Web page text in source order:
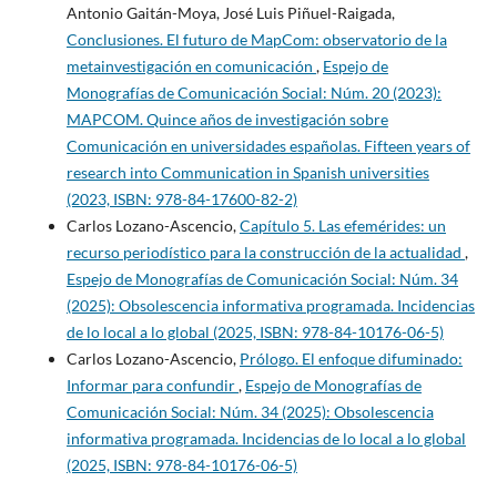
Antonio Gaitán-Moya, José Luis Piñuel-Raigada,
Conclusiones. El futuro de MapCom: observatorio de la
metainvestigación en comunicación , Espejo de
Monografías de Comunicación Social: Núm. 20 (2023):
MAPCOM. Quince años de investigación sobre
Comunicación en universidades españolas. Fifteen years of
research into Communication in Spanish universities
(2023, ISBN: 978-84-17600-82-2)
Carlos Lozano-Ascencio,Capítulo 5. Las efemérides: un
recurso periodístico para la construcción de la actualidad ,
Espejo de Monografías de Comunicación Social: Núm. 34
(2025): Obsolescencia informativa programada. Incidencias
de lo local a lo global (2025, ISBN: 978-84-10176-06-5)
Carlos Lozano-Ascencio, Prólogo. El enfoque difuminado:
Informar para confundir, Espejo de Monografías de
Comunicación Social: Núm. 34 (2025): Obsolescencia
informativa programada. Incidencias de lo local a lo global
(2025, ISBN: 978-84-10176-06-5)